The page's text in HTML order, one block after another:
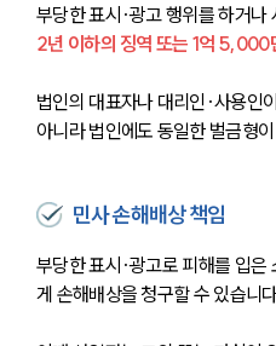
부당한 표시·광고 행위를 하거나
2년 이하의 징역 또는 1억 5,000
법인의 대표자나 대리인·사용인
아니라 법인에도 동일한 벌금형
민사 손해배상 책임
부당한 표시·광고로 피해를 입은
게 손해배상을 청구할 수 있습니